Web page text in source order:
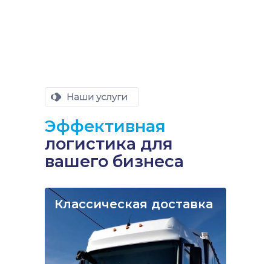
Эффективная
логистика для
вашего бизнеса
Классическая доставка